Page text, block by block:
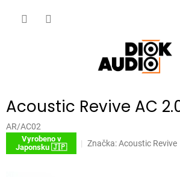
Acoustic Revive AC
AR/AC02
Vyrobeno v
Japonsku 🇯🇵
Značka:Acoustic Revive